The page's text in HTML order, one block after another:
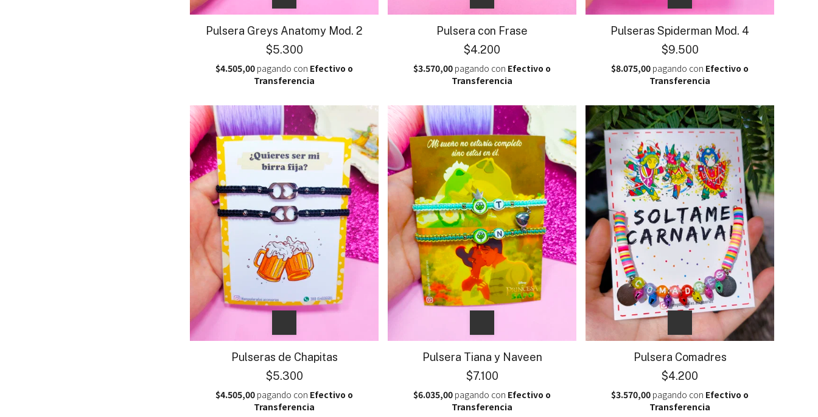
Pulsera Greys Anatomy Mod. 2
$5.300
$4.505,00 pagando con Efectivo o
Transferencia
Pulsera con Frase
$4.200
$3.570,00 pagando con Efectivo o
Transferencia
Pulseras Spiderman Mod. 4
$9.500
$8.075,00 pagando con Efectivo o
Transferencia
Pulseras de Chapitas
$5.300
$4.505,00 pagando con Efectivo o
Transferencia
Pulsera Tiana y Naveen
$7.100
$6.035,00 pagando con Efectivo o
Transferencia
Pulsera Comadres
$4.200
$3.570,00 pagando con Efectivo o
Transferencia